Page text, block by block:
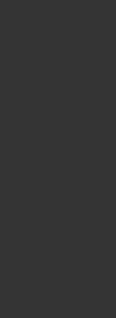
Хранить при
относительной